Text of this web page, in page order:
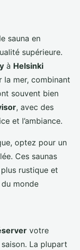
sauna en
supérieure.
à Helsinki
la mer, combinant
souvent bien
, avec des
et l’ambiance.
optez pour un
Ces saunas
rustique et
monde
votre
La plupart